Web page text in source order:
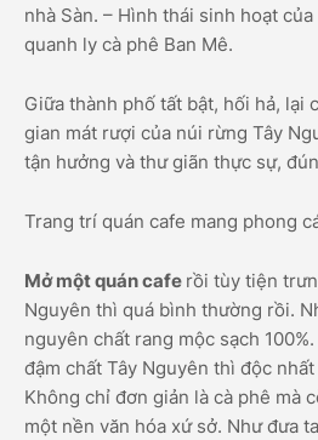
nhà Sàn. – Hình thái sinh hoạt
quanh ly cà phê Ban Mê.
Giữa thành phố tất bật, hối hả, lại
gian mát rượi của núi rừng Tây
tận hưởng và thư giãn thực sự,
Trang trí quán cafe mang phong
Mở một quán cafe rồi tùy tiện
Nguyên thì quá bình thường rồi.
nguyên chất rang mộc sạch
đậm chất Tây Nguyên thì độc
Không chỉ đơn giản là cà phê mà
một nền văn hóa xứ sở. Như đưa